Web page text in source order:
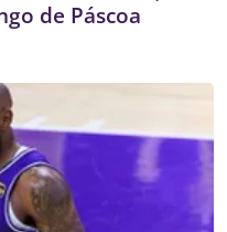
de Páscoa